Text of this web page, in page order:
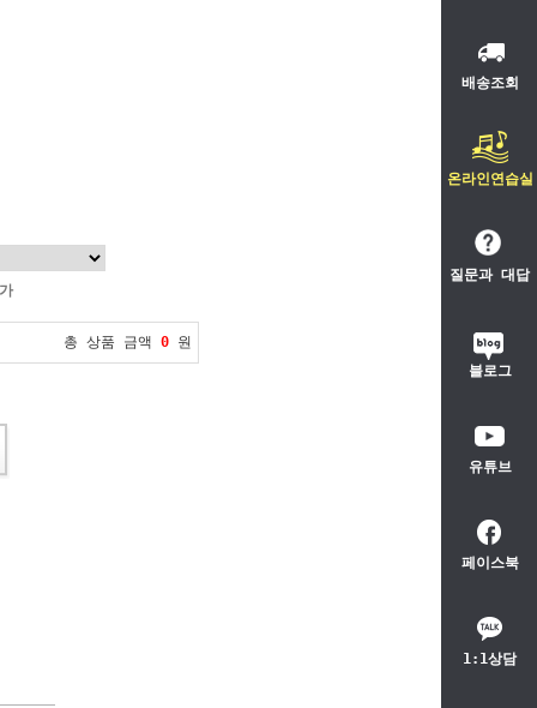
배송조회
온라인연습실
질문과 대답
블로그
유튜브
페이스북
1:1상담
총 상품 금액 0 원